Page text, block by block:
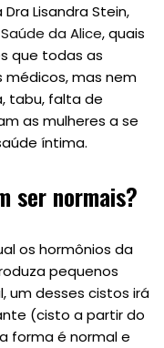
Lisandra Stein,
da Alice, quais
que todas as
médicos, mas nem
tabu, falta de
as mulheres a se
íntima.
ser normais?
os hormônios da
pequenos
um desses cistos irá
(cisto a partir do
forma é normal e